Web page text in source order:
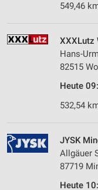
549,46
XXXLutz
Hans-
82515
Heute
532,54
JYSK
Allgäuer
87719
Heute